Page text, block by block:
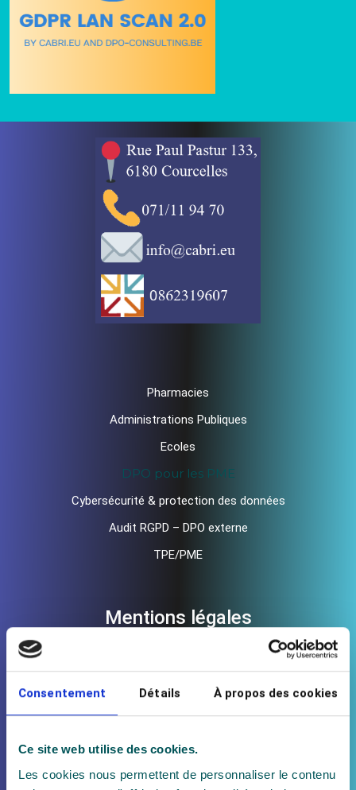
Consentement Détails À propos des cookies
Ce site web utilise des cookies.
Les cookies nous permettent de personnaliser le contenu
Pharmacies
Administrations Publiques
Ecoles
DPO pour les PME
Cybersécurité & protection des données
Audit RGPD – DPO externe
TPE/PME
Mentions légales
Données Personnelles